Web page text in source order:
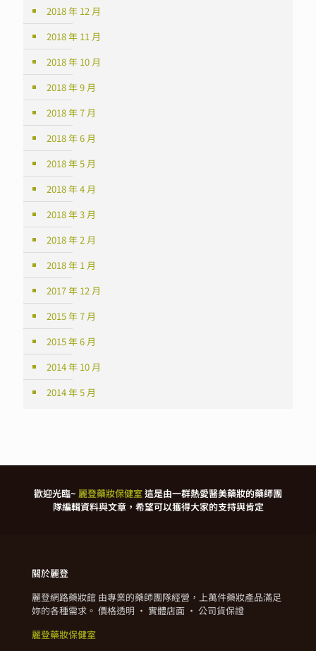
2018 年 12 月
2018 年 11 月
2018 年 10 月
2018 年 9 月
2018 年 7 月
2018 年 6 月
2018 年 5 月
2018 年 4 月
2018 年 3 月
2018 年 2 月
2018 年 1 月
2017 年 12 月
2015 年 7 月
2015 年 6 月
2014 年 10 月
2014 年 5 月
歡迎光臨~ 麗登藥妝保健室這是由一群熱愛醫美藥妝的藥師團
隊編輯資料與文章，希望可以獲得大家的支持與肯定
關於麗登
麗登網路藥妝館 由專業的藥師團隊經營，上萬件藥妝產品滿足
妳的各種需求。 價格透明 · 實體店面 · 公司貨保證
麗登藥妝保健室